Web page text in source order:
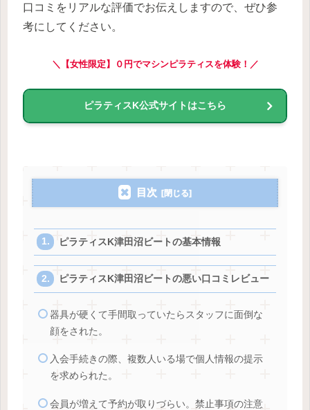
口コミをリアルな評価でお伝えしますので、ぜひ参
考にしてください。
＼【女性限定】０円でマシンピラティスを体験！／
ピラティスK公式サイトはこちら
目次
ピラティスK津田沼ビートの基本情報
ピラティスK津田沼ビートの悪い口コミレビュー
器具が硬くて手間取っていたらスタッフに面倒な
顔をされた。
入会手続きの際、複数人いる場で個人情報の提示
を求められた。
会員が増えて予約が取りづらい。禁止事項の注意